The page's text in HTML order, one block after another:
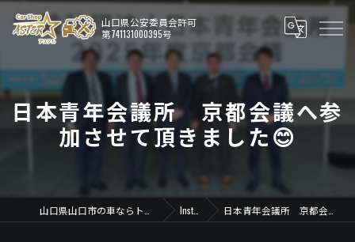
日本青年会議所 京都会議へ参
加させて頂きました😊
Instagram 日本青年会議所 京都会議へ参加させて頂きました😊